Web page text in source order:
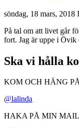
söndag, 18 mars, 2018
På tal om att livet går
fort. Jag är uppe i Övik
Ska vi hålla
KOM OCH HÄNG
@lalinda
HAKA PÅ MIN